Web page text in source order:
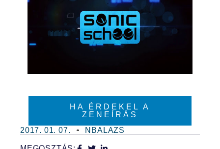
HA ÉRDEKEL A
ZENEÍRÁS
2017. 01. 07.
NBALAZS